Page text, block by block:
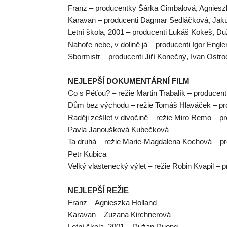
Franz – producentky Šárka Cimbalová,
Karavan – producenti Dagmar Sedláčková,
Letní škola, 2001 – producenti Lukáš Kokeš,
Nahoře nebe, v dolině já – producenti Igor
Sbormistr – producenti Jiří Konečný, Ivan
NEJLEPŠÍ DOKUMENTÁRNÍ FILM
Co s Péťou? – režie Martin Trabalík –
Dům bez východu – režie Tomáš Hlaváček –
Raději zešílet v divočině – režie Miro Remo –
Pavla Janoušková Kubečková
Ta druhá – režie Marie-Magdalena Kochová –
Petr Kubica
Velký vlastenecký výlet – režie Robin Kvapil –
NEJLEPŠÍ REŽIE
Franz – Agnieszka Holland
Karavan – Zuzana Kirchnerová